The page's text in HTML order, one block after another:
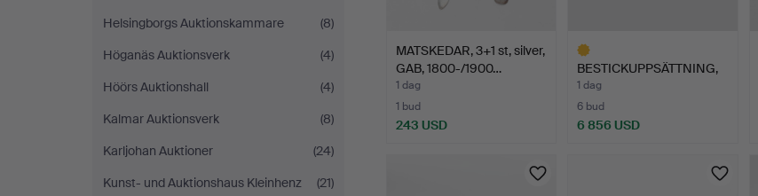
Helsingborgs Auktionskammare
(8)
Höganäs Auktionsverk
(4)
Höörs Auktionshall
(4)
Kalmar Auktionsverk
(8)
Karljohan Auktioner
(24)
Kunst- und Auktionshaus Kleinhenz
(21)
MATSKEDAR, 3+1 st, silver,
GAB, 1800-/1900…
1 dag
1 bud
243 USD
BESTICKUPPSÄTTNING,
184 delar, silver, sve…
1 dag
6 bud
6 856 USD